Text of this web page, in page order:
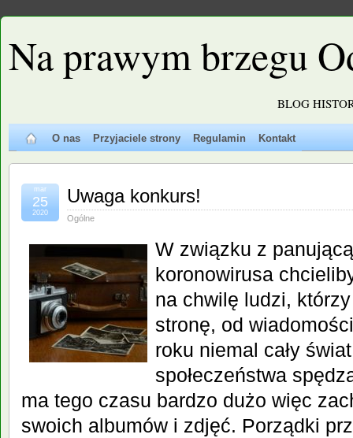
Na prawym brzegu
BLOG
O nas Przyjaciele strony Regulamin Kontakt
Uwaga konkurs!
Ogólne
mar
25
2020
W związku z
koronowirusa
na chwilę ludzi,
stronę, od
roku niemal cały
społeczeństwa
ma tego czasu bardzo dużo więc
swoich albumów i zdjęć. Porządki